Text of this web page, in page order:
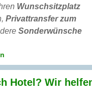
Wunschsitzplatz
Privattransfer zum
Sonderwünsche
Hotel? Wir